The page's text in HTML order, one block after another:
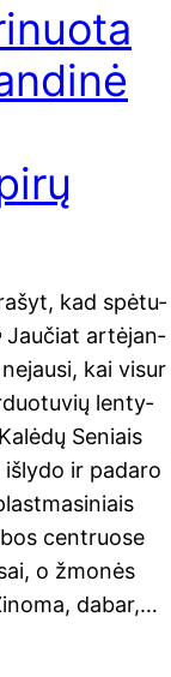
kad spė­tu­
Jau­čiat artė­jan­
kai visur
len­ty­
Seniais
ir pada­ro
cen­t­ruo­se
o žmo­nės
dabar,…